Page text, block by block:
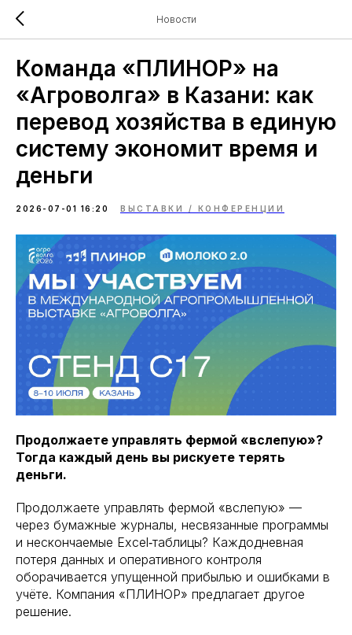
Новости
Команда «ПЛИНОР» на
«Агроволга» в Казани: как
перевод хозяйства в единую
систему экономит время и
деньги
2026-07-01 16:20 ВЫСТАВКИ / КОНФЕРЕНЦИИ
Продолжаете управлять фермой «вслепую»?
Тогда каждый день вы рискуете терять
деньги.
Продолжаете управлять фермой «вслепую» —
через бумажные журналы, несвязанные программы
и нескончаемые Excel‑таблицы? Каждодневная
потеря данных и оперативного контроля
оборачивается упущенной прибылью и ошибками в
учёте. Компания «ПЛИНОР» предлагает другое
решение.